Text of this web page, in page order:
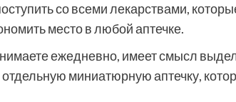
со всеми лекарствами,
место в любой аптечке.
ежедневно, имеет смысл
миниатюрную аптечку,